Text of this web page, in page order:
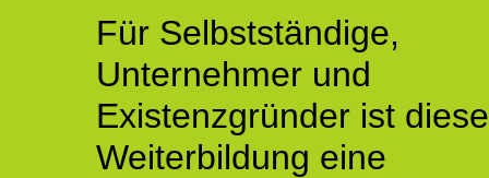
Für Selbstständige,
Unternehmer und
Existenzgründer ist diese
Weiterbildung eine